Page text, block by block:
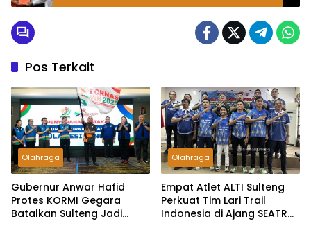
Pos Terkait
Olahraga
Gubernur Anwar Hafid
Protes KORMI Gegara
Batalkan Sulteng Jadi
Olahraga
Empat Atlet ALTI Sulteng
Perkuat Tim Lari Trail
Indonesia di Ajang SEATRC